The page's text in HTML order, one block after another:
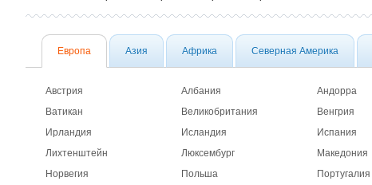
Европа Азия Африка Северная Америка
Австрия Албания Андорра
Ватикан
Великобритания Венгрия
Ирландия
Исландия Испания
Лихтенштейн
Люксембург Македония
Норвегия
Польша Португалия